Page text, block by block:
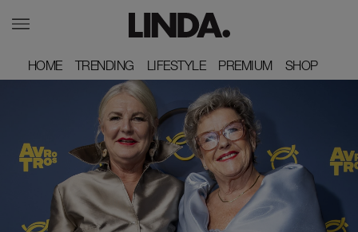
HOME
HOME TRENDING
TRENDING LIFESTYLE
LIFESTYLE PREMIUM
PREMIUM SHOP
SHOP